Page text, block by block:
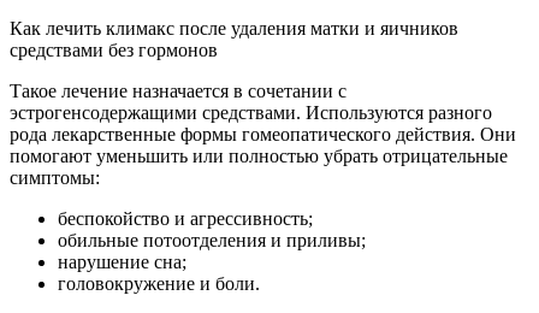
Как лечить климакс после удаления матки и яичников
средствами без гормонов
Такое лечение назначается в сочетании с
эстрогенсодержащими средствами. Используются разного
рода лекарственные формы гомеопатического действия. Они
помогают уменьшить или полностью убрать отрицательные
симптомы:
беспокойство и агрессивность;
обильные потоотделения и приливы;
нарушение сна;
головокружение и боли.